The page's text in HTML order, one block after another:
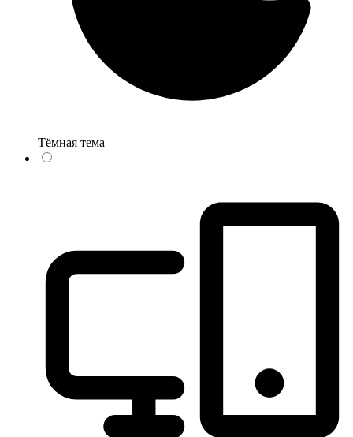
Тёмная тема